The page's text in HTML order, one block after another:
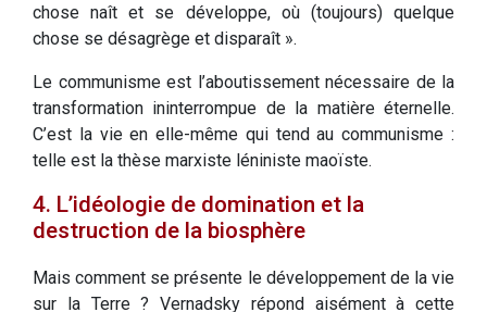
chose naît et se développe, où (toujours) quelque
chose se désagrège et disparaît ».
Le communisme est l’aboutissement nécessaire de la
transformation ininterrompue de la matière éternelle.
C’est la vie en elle-même qui tend au communisme :
telle est la thèse marxiste léniniste maoïste.
4. L’idéologie de domination et la
destruction de la biosphère
Mais comment se présente le développement de la vie
sur la Terre ? Vernadsky répond aisément à cette